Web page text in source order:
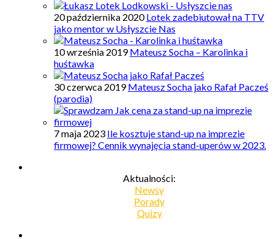
20 października 2020 Lotek zadebiutował na TTV
jako mentor w Usłyszcie Nas
10 września 2019 Mateusz Socha – Karolinka i
huśtawka
30 czerwca 2019 Mateusz Socha jako Rafał Pacześ
(parodia)
7 maja 2023 Ile kosztuje stand-up na imprezie
firmowej? Cennik wynajęcia stand-uperów w 2023.
Aktualności:
Newsy
Porady
Quizy